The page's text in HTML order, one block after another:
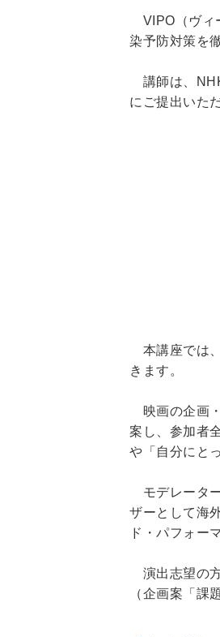
VIPO（ヴィ
染予防対策を
講師は、
にご提出いた
本講座では
きます。
映画の企画
案し、参加者
や「自分にと
モデレータ
ザーとして海
ド・パフォー
演出志望の
（企画案「課